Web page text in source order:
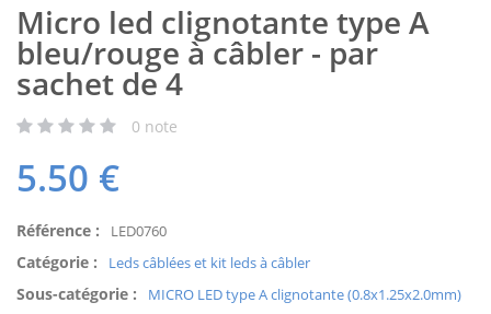
Micro led clignotante type A
bleu/rouge à câbler - par
sachet de 4
0 note
5.50 €
Référence : LED0760
Catégorie : Leds câblées et kit leds à câbler
Sous-catégorie : MICRO LED type A clignotante (0.8x1.25x2.0mm)